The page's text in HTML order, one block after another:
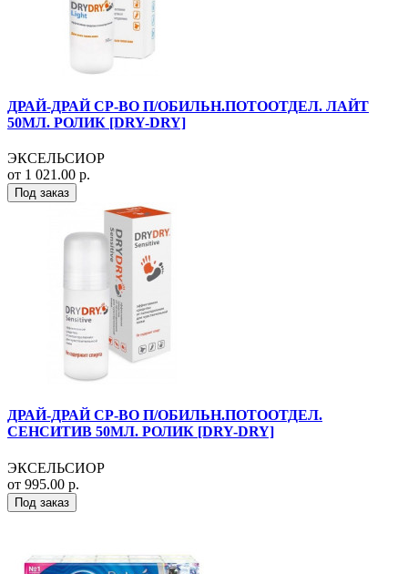
ДРАЙ-ДРАЙ СР-ВО П/ОБИЛЬН.ПОТООТДЕЛ. ЛАЙТ
50МЛ. РОЛИК [DRY-DRY]
ЭКСЕЛЬСИОР
от 1 021.00 р.
Под заказ
ДРАЙ-ДРАЙ СР-ВО П/ОБИЛЬН.ПОТООТДЕЛ.
СЕНСИТИВ 50МЛ. РОЛИК [DRY-DRY]
ЭКСЕЛЬСИОР
от 995.00 р.
Под заказ